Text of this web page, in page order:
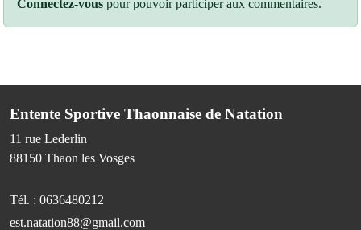
Connectez-vous pour pouvoir participer aux commentaires.
Entente Sportive Thaonnaise de Natation
11 rue Lederlin
88150 Thaon les Vosges
Tél. : 0636480212
est.natation88@gmail.com